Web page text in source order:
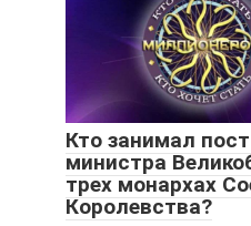
Кто занимал
министра
трех монархах
Королевства?